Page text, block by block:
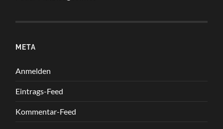
META
Anmelden
Eintrags-Feed
Kommentar-Feed